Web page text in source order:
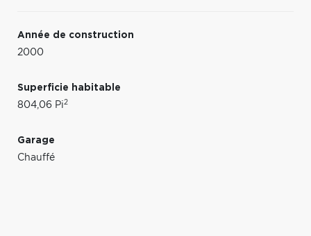
Année de construction
2000
Superficie habitable
804,06 Pi2
Garage
Chauffé